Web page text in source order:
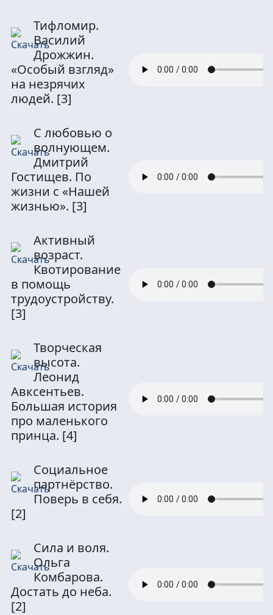
Тифломир.
Василий
Дрожжин.
«Особый взгляд»
на незрячих
людей. [3]
С любовью о
волнующем.
Дмитрий
Гостищев. По
жизни с «Нашей
жизнью». [3]
Активный
возраст.
Квотирование
в помощь
трудоустройству.
[3]
Творческая
высота.
Леонид
Авксентьев.
Большая история
про маленького
принца. [4]
Социальное
партнёрство.
Поверь в себя.
[2]
Сила и воля.
Ольга
Комбарова.
Достать до неба.
[2]